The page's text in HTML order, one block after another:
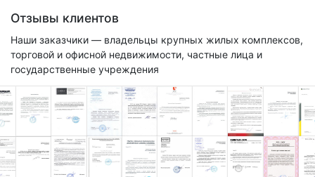
Отзывы клиентов
Наши заказчики — владельцы крупных жилых комплексов,
торговой и офисной недвижимости, частные лица и
государственные учреждения